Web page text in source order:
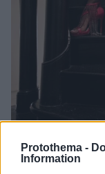
Protothema -
Information